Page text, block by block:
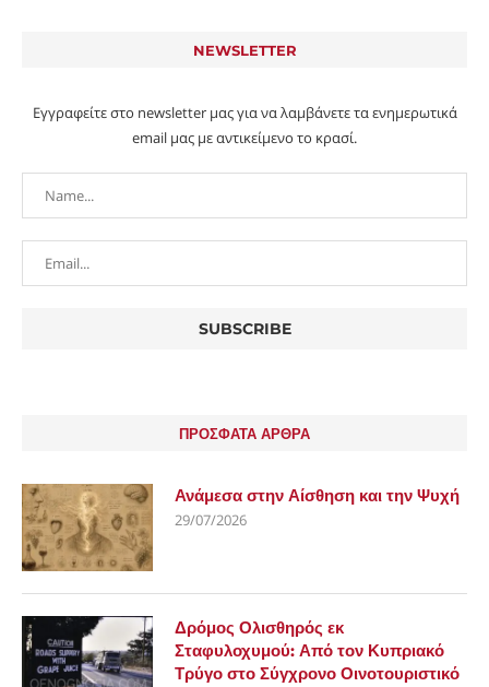
NEWSLETTER
Εγγραφείτε στο newsletter μας για να λαμβάνετε τα ενημερωτικά
email μας με αντικείμενο το κρασί.
ΠΡΟΣΦΑΤΑ ΑΡΘΡΑ
Ανάμεσα στην Αίσθηση και την Ψυχή
29/07/2026
Δρόμος Ολισθηρός εκ
Σταφυλοχυμού: Από τον Κυπριακό
Τρύγο στο Σύγχρονο Οινοτουριστικό